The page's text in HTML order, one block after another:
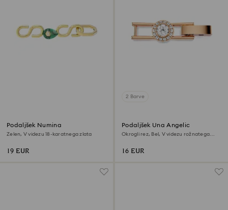
Podaljšek Numina
Zelen, V videzu 18-karatnega zlata
19 EUR
2 Barve
Podaljšek Una Angelic
Okrogli rez, Bel, V videzu rožnatega
16 EUR